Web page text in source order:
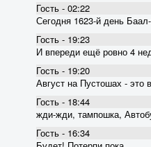
Гость - 02:22
Сегодня 1623-й день
Гость - 19:23
И впереди ещё ровно 4
Гость - 19:20
Август на Пустошах - это
Гость - 18:44
жди-жди, тампошка,
Гость - 16:34